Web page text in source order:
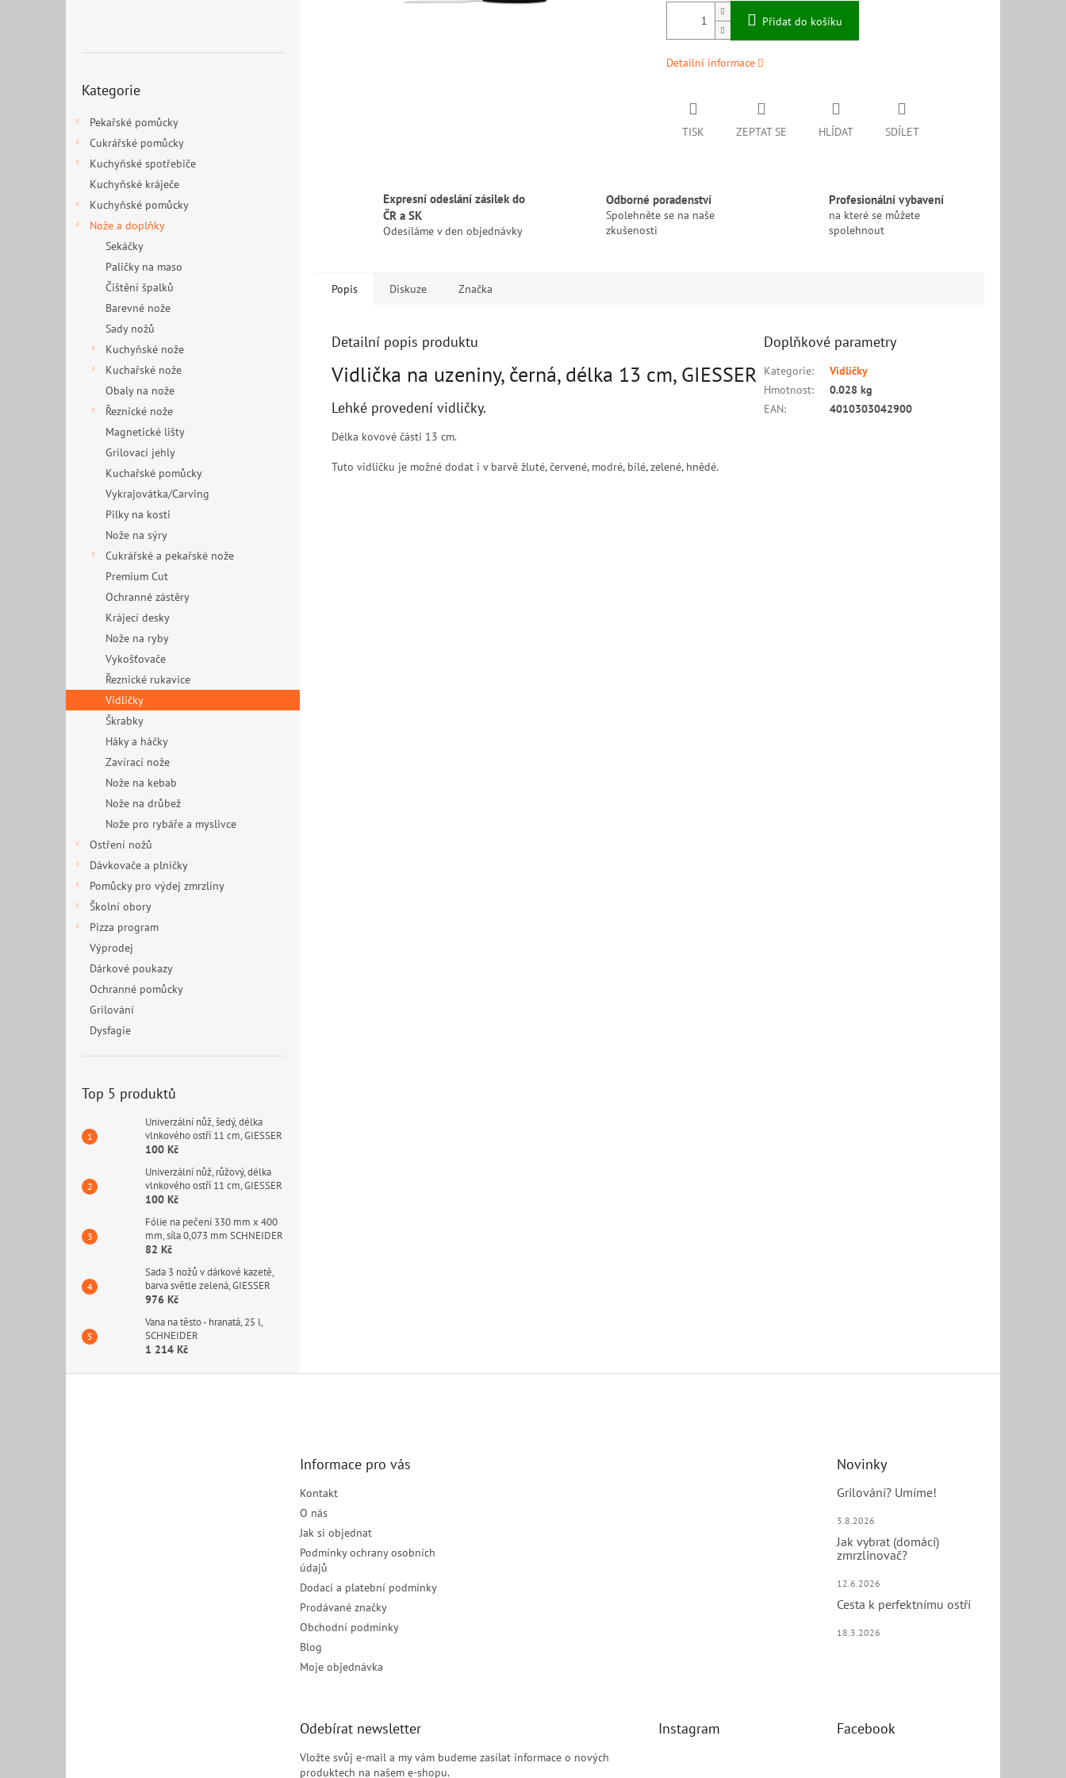
kategorie
Kategorie
Pekařské pomůcky
Cukrářské pomůcky
Kuchyňské spotřebiče
Kuchyňské kráječe
Kuchyňské pomůcky
Nože a doplňky
Sekáčky
Paličky na maso
Čištění špalků
Barevné nože
Sady nožů
Kuchyňské nože
Kuchařské nože
Obaly na nože
Řeznické nože
Magnetické lišty
Grilovací jehly
Kuchařské pomůcky
Vykrajovátka/Carving
Pilky na kosti
Nože na sýry
Cukrářské a pekařské nože
Premium Cut
Ochranné zástěry
Krájecí desky
Nože na ryby
Vykošťovače
Řeznické rukavice
Vidličky
Škrabky
Háky a háčky
Zavírací nože
Nože na kebab
Nože na drůbež
Nože pro rybáře a myslivce
Ostření nožů
Dávkovače a plničky
Pomůcky pro výdej zmrzliny
Školní obory
Pizza program
Výprodej
Dárkové poukazy
Ochranné pomůcky
Grilování
Dysfagie
Top 5 produktů
Univerzální nůž, šedý, délka
vlnkového ostří 11 cm, GIESSER
100 Kč
Univerzální nůž, růžový, délka
vlnkového ostří 11 cm, GIESSER
100 Kč
Fólie na pečení 330 mm x 400
mm, síla 0,073 mm SCHNEIDER
82 Kč
Sada 3 nožů v dárkové kazetě,
barva světle zelená, GIESSER
976 Kč
Vana na těsto - hranatá, 25 l,
SCHNEIDER
1 214 Kč
Přidat do košíku
Detailní informace
TISK ZEPTAT SE HLÍDAT SDÍLET
Expresní odeslání zásilek do
ČR a SK
Odesíláme v den objednávky
Odborné poradenství
Spolehněte se na naše
zkušenosti
Profesionální vybavení
na které se můžete
spolehnout
Popis Diskuze Značka
Detailní popis produktu
Vidlička na uzeniny, černá, délka 13 cm, GIESSER
Lehké provedení vidličky.
Délka kovové části 13 cm.
Tuto vidličku je možné dodat i v barvě žluté, červené, modré, bílé, zelené, hnědé.
Doplňkové parametry
Kategorie:
Vidličky
Hmotnost:
0.028 kg
EAN: 4010303042900
Informace pro vás
Kontakt
O nás
Jak si objednat
Podmínky ochrany osobních
údajů
Dodací a platební podmínky
Prodávané značky
Obchodní podmínky
Blog
Moje objednávka
Novinky
Grilování? Umíme!
3.8.2026
Jak vybrat (domácí)
zmrzlinovač?
12.6.2026
Cesta k perfektnímu ostří
18.3.2026
Odebírat newsletter
Vložte svůj e-mail a my vám budeme zasílat informace o nových
produktech na našem e-shopu.
Instagram Facebook